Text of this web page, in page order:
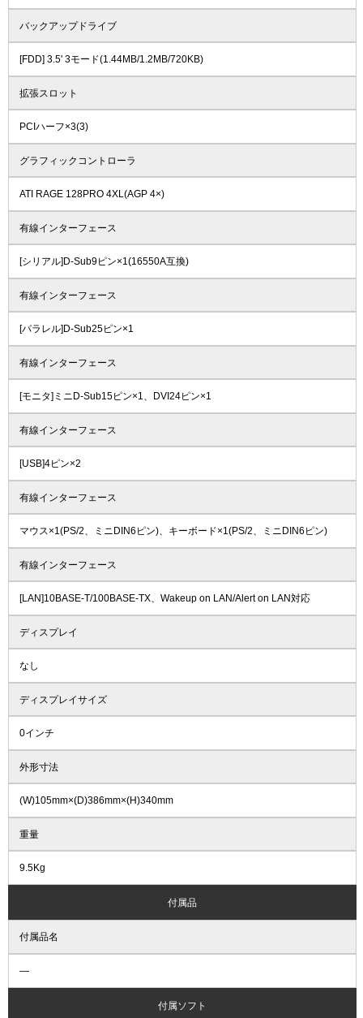
バックアップドライブ
[FDD] 3.5' 3モード(1.44MB/1.2MB/720KB)
拡張スロット
PCIハーフ×3(3)
グラフィックコントローラ
ATI RAGE 128PRO 4XL(AGP 4×)
有線インターフェース
[シリアル]D-Sub9ピン×1(16550A互換)
有線インターフェース
[パラレル]D-Sub25ピン×1
有線インターフェース
[モニタ]ミニD-Sub15ピン×1、DVI24ピン×1
有線インターフェース
[USB]4ピン×2
有線インターフェース
マウス×1(PS/2、ミニDIN6ピン)、キーボード×1(PS/2、ミニDIN6ピン)
有線インターフェース
[LAN]10BASE-T/100BASE-TX、Wakeup on LAN/Alert on LAN対応
ディスプレイ
なし
ディスプレイサイズ
0インチ
外形寸法
(W)105mm×(D)386mm×(H)340mm
重量
9.5Kg
付属品
付属品名
―
付属ソフト